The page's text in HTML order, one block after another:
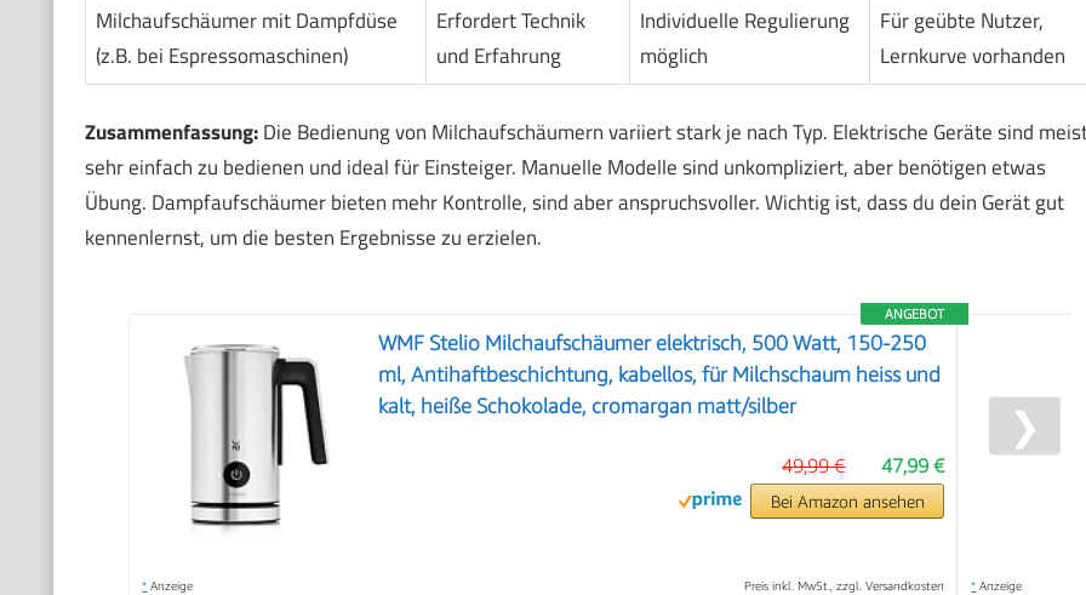
Milchaufschäumer mit Dampfdüse
(z.B. bei Espressomaschinen)
Erfordert Technik
und Erfahrung
Individuelle Regulierung
möglich
Für geübte Nutzer,
Lernkurve vorhanden
Zusammenfassung:Die Bedienung von Milchaufschäumern variiert stark je nach Typ. Elektrische Geräte sind
sehr einfach zu bedienen und ideal für Einsteiger. Manuelle Modelle sind unkompliziert, aber benötigen etwas
Übung. Dampfaufschäumer bieten mehr Kontrolle, sind aber anspruchsvoller. Wichtig ist, dass du dein Gerät gut
kennenlernst, um die besten Ergebnisse zu erzielen.
ANGEBOT
WMF Stelio Milchaufschäumer elektrisch, 500 Watt, 150-250
ml, Antihaftbeschichtung, kabellos, für Milchschaum heiss und
kalt, heiße Schokolade, cromargan matt/silber
47,99 €
49,99 €
Bei Amazon ansehen
* Anzeige Preis inkl. MwSt., zzgl. Versandkosten * Anzeige
❯